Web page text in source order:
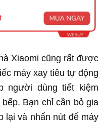
Xiaomi cũng rất được
máy xay tiêu tự động
người dùng tiết kiệm
Bạn chỉ cần bỏ gia
lại và nhấn nút để máy